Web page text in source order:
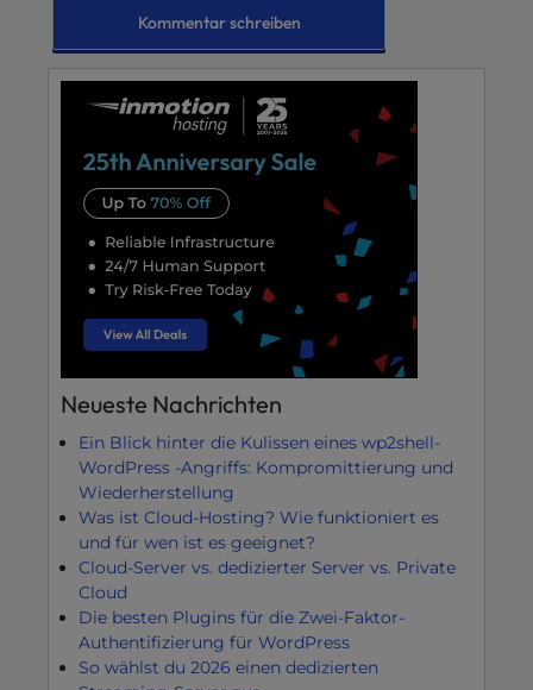
Neueste Nachrichten
Ein Blick hinter die Kulissen eines wp2shell-
WordPress -Angriffs: Kompromittierung und
Wiederherstellung
Was ist Cloud-Hosting? Wie funktioniert es
und für wen ist es geeignet?
Cloud-Server vs. dedizierter Server vs. Private
Cloud
Die besten Plugins für die Zwei-Faktor-
Authentifizierung für WordPress
So wählst du 2026 einen dedizierten